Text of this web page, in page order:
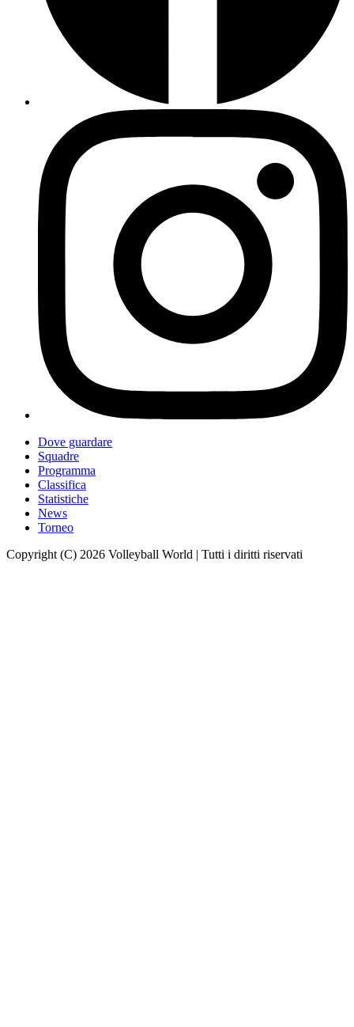
Dove guardare
Squadre
Programma
Classifica
Statistiche
News
Torneo
Copyright (C) 2026 Volleyball World | Tutti i diritti riservati